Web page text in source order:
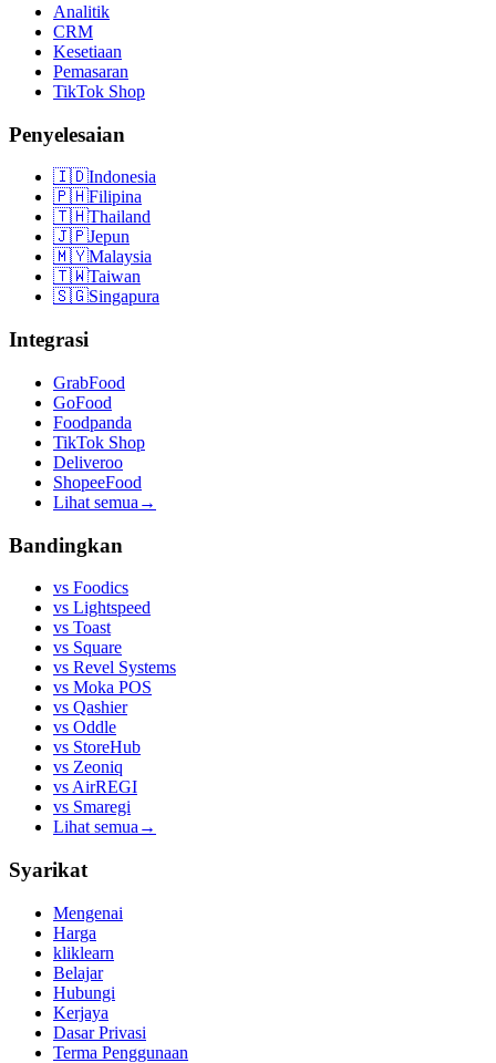
Analitik
CRM
Kesetiaan
Pemasaran
TikTok Shop
Penyelesaian
🇮🇩Indonesia
🇵🇭Filipina
🇹🇭Thailand
🇯🇵Jepun
🇲🇾Malaysia
🇹🇼Taiwan
🇸🇬Singapura
Integrasi
GrabFood
GoFood
Foodpanda
TikTok Shop
Deliveroo
ShopeeFood
Lihat semua →
Bandingkan
vs Foodics
vs Lightspeed
vs Toast
vs Square
vs Revel Systems
vs Moka POS
vs Qashier
vs Oddle
vs StoreHub
vs Zeoniq
vs AirREGI
vs Smaregi
Lihat semua →
Syarikat
Mengenai
Harga
kliklearn
Belajar
Hubungi
Kerjaya
Dasar Privasi
Terma Penggunaan